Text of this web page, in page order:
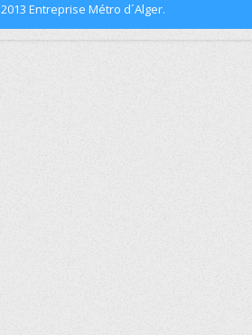
2013 Entreprise Métro d´Alger.